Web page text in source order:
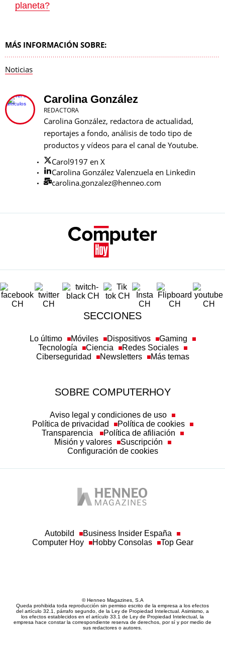
planeta?
MÁS INFORMACIÓN SOBRE:
Noticias
Carolina González
REDACTORA
Carolina González, redactora de actualidad,
reportajes a fondo, análisis de todo tipo de
productos y vídeos para el canal de Youtube.
Carol9197 en X
Carolina González Valenzuela en Linkedin
carolina.gonzalez@henneo.com
SECCIONES
Lo último Móviles Dispositivos
Gaming
Tecnología
Ciencia
Redes Sociales
Ciberseguridad
Newsletters Más temas
SOBRE COMPUTERHOY
Aviso legal y condiciones de uso
Política de privacidad
Política de cookies
Transparencia
Política de afiliación
Misión y valores
Suscripción
Configuración de cookies
Autobild
Business Insider España
Computer Hoy
Hobby Consolas Top Gear
© Henneo Magazines, S.A
Queda prohibida toda reproducción sin permiso escrito de la empresa a los efectos
del artículo 32.1, párrafo segundo, de la Ley de Propiedad Intelectual. Asimismo, a
los efectos establecidos en el artículo 33.1 de Ley de Propiedad Intelectual, la
empresa hace constar la correspondiente reserva de derechos, por sí y por medio de
sus redactores o autores.